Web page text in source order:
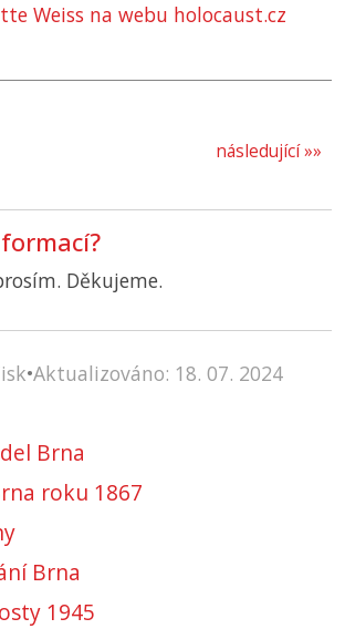
Weiss na webu holocaust.cz
následující »»
Děkujeme.
•Aktualizováno: 18. 07. 2024
Brna
roku 1867
Brna
1945